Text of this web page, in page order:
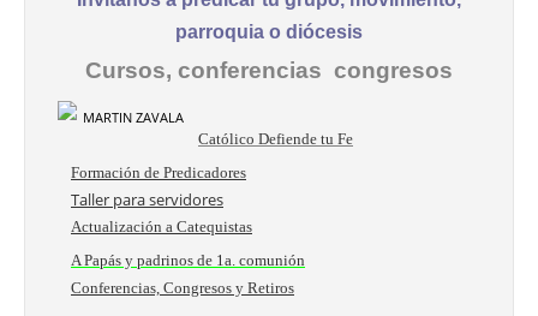
parroquia o diócesis
Cursos, conferencias congresos
Católico Defiende tu Fe
Formación de Predicadores
Taller para servidores
Actualización a Catequistas
A Papás y padrinos de 1a. comunión
Conferencias, Congresos y Retiros